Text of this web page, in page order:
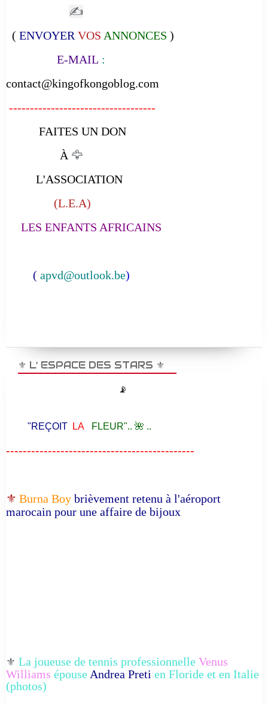
✍
( ENVOYER VOS ANNONCES )
E-MAIL :
contact@kingofkongoblog.com
-----------------------------------
FAITES UN DON
À 🦅
L'ASSOCIATION
(L.E.A)
LES ENFANTS AFRICAINS
( apvd@outlook.be)
⚜️ L' ESPACE DES STARS ⚜️
📡
"REÇOIT LA FLEUR".. 🌺 ..
---------------------------------------------
⚜️ Burna Boy brièvement retenu à l'aéroport
marocain pour une affaire de bijoux
⚜️ La joueuse de tennis professionnelle Venus
Williams épouse Andrea Preti en Floride et en Italie
(photos)